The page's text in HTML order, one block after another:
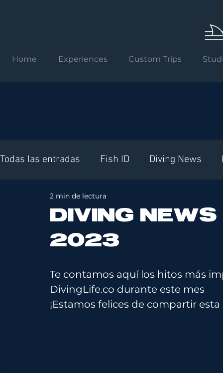
Home Experiences Custom Trips
Todas las entradas Fish ID Diving News
Requisitos internacionales
DIVING
2023
2 min de lectura
Te contamos aquí los hitos más
DivingLife.co durante este mes
¡Estamos felices de compartir